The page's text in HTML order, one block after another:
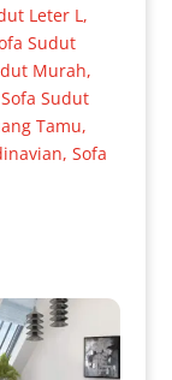
Leter L,
Sudut
Murah,
Sofa Sudut
Tamu,
, Sofa